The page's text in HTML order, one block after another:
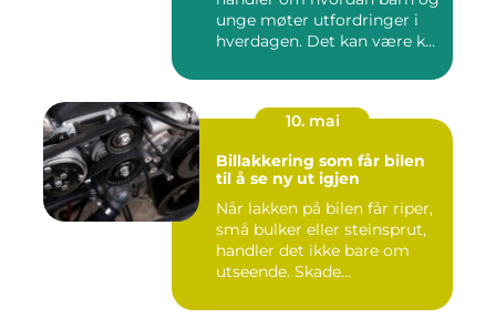
unge møter utfordringer i
hverdagen. Det kan være k...
10. mai
Billakkering som får bilen
til å se ny ut igjen
Når lakken på bilen får riper,
små bulker eller steinsprut,
handler det ikke bare om
utseende. Skade...